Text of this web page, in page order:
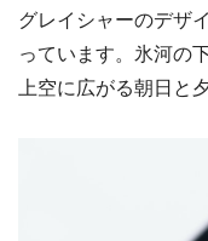
グレイシャーのデザ
っています。氷河の
上空に広がる朝日と